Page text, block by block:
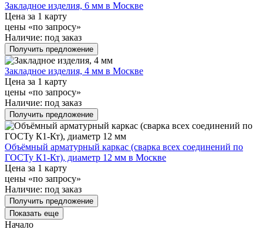
Закладное изделия, 6 мм в Москве
Цена за 1 карту
цены «по запросу»
Наличие: под заказ
Получить предложение
Закладное изделия, 4 мм в Москве
Цена за 1 карту
цены «по запросу»
Наличие: под заказ
Получить предложение
Объёмный арматурный каркас (сварка всех соединений по
ГОСТу К1-Кт), диаметр 12 мм в Москве
Цена за 1 карту
цены «по запросу»
Наличие: под заказ
Получить предложение
Показать еще
Начало